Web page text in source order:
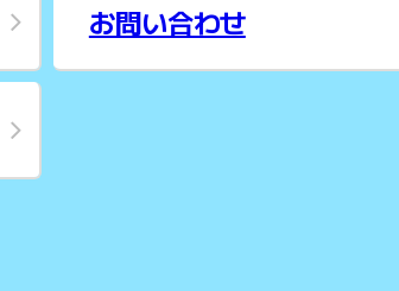
お問い合わせ